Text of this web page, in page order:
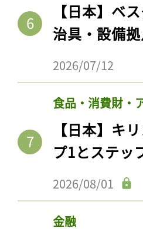
【日本】ベ
治具・設備
2026/07/12
食品・消費財・
【日本】キ
プ1とステッ
2026/08/01
金融